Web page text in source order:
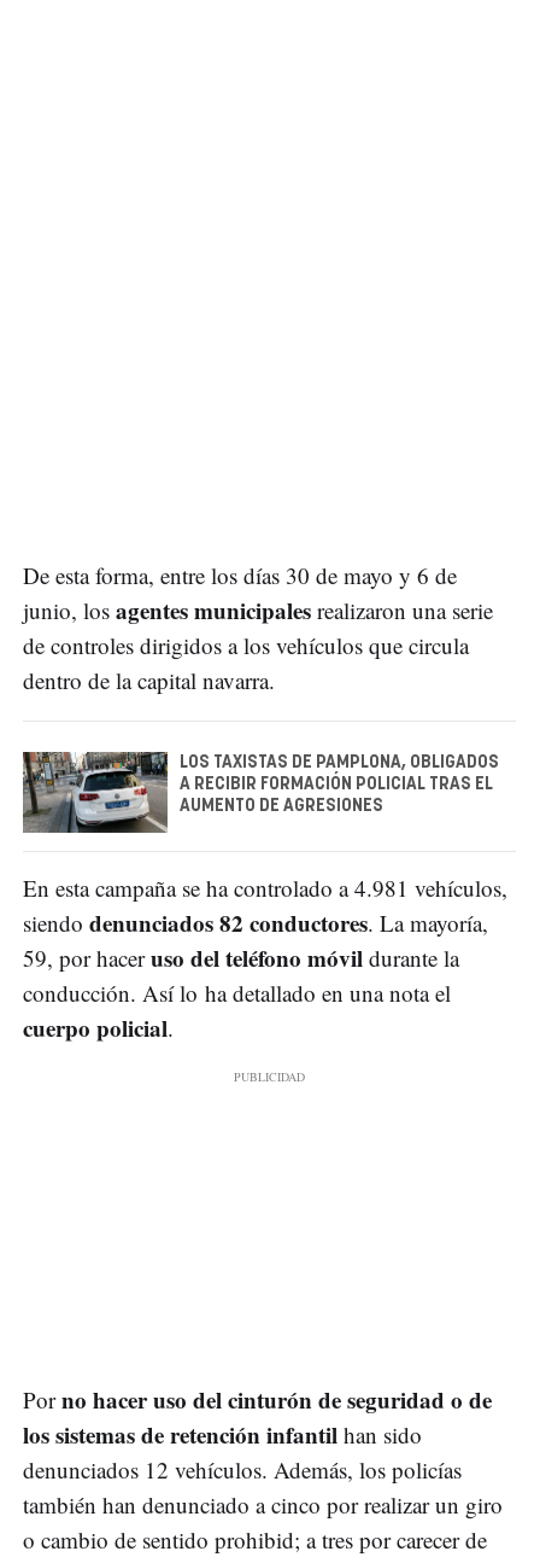
De esta forma, entre los días 30 de mayo y 6 de
junio, los agentes municipales realizaron una serie
de controles dirigidos a los vehículos que circula
dentro de la capital navarra.
LOS TAXISTAS DE PAMPLONA, OBLIGADOS
A RECIBIR FORMACIÓN POLICIAL TRAS EL
AUMENTO DE AGRESIONES
En esta campaña se ha controlado a 4.981 vehículos,
siendo denunciados 82 conductores. La mayoría,
59, por haceruso del teléfono móvil durante la
conducción. Así lo ha detallado en una nota el
cuerpo policial.
Porno hacer uso del cinturón de seguridad o de
los sistemas de retención infantil han sido
denunciados 12 vehículos. Además, los policías
también han denunciado a cinco por realizar un giro
o cambio de sentido prohibid; a tres por carecer de